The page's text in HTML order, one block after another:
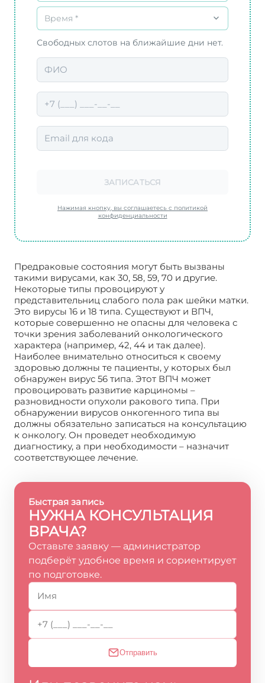
Время *
Свободных слотов на ближайшие дни нет.
ЗАПИСАТЬСЯ
Нажимая кнопку, вы соглашаетесь с политикой
конфиденциальности
Предраковые состояния могут быть вызваны
такими вирусами, как 30, 58, 59, 70 и другие.
Некоторые типы провоцируют у
представительниц слабого пола рак шейки матки.
Это вирусы 16 и 18 типа. Существуют и ВПЧ,
которые совершенно не опасны для человека с
точки зрения заболеваний онкологического
характера (например, 42, 44 и так далее).
Наиболее внимательно относиться к своему
здоровью должны те пациенты, у которых был
обнаружен вирус 56 типа. Этот ВПЧ может
провоцировать развитие карциномы –
разновидности опухоли ракового типа. При
обнаружении вирусов онкогенного типа вы
должны обязательно записаться на консультацию
к онкологу. Он проведет необходимую
диагностику, а при необходимости – назначит
соответствующее лечение.
Быстрая запись
НУЖНА КОНСУЛЬТАЦИЯ
ВРАЧА?
Оставьте заявку — администратор
подберёт удобное время и сориентирует
по подготовке.
Отправить